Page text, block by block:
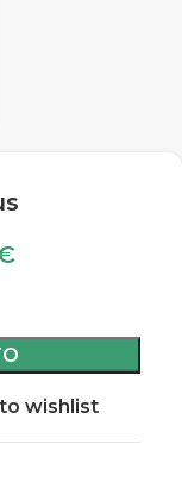
wishlist